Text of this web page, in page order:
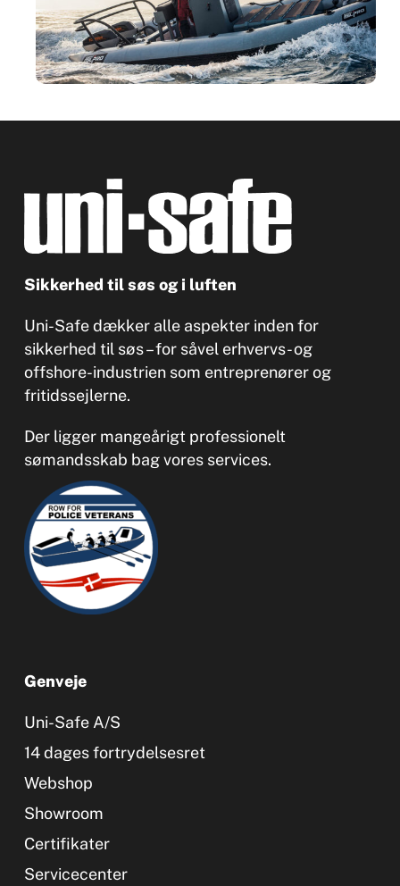
Sikkerhed til søs og i luften
Uni-Safe dækker alle aspekter inden for
sikkerhed til søs – for såvel erhvervs- og
offshore-industrien som entreprenører og
fritidssejlerne.
Der ligger mangeårigt professionelt
sømandsskab bag vores services.
Genveje
Uni-Safe A/S
14 dages fortrydelsesret
Webshop
Showroom
Certifikater
Servicecenter